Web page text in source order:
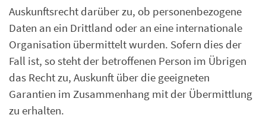
Auskunftsrecht darüber zu, ob personenbezogene
Daten an ein Drittland oder an eine internationale
Organisation übermittelt wurden. Sofern dies der
Fall ist, so steht der betroffenen Person im Übrigen
das Recht zu, Auskunft über die geeigneten
Garantien im Zusammenhang mit der Übermittlung
zu erhalten.